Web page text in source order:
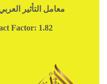
معامل التأثير العربي